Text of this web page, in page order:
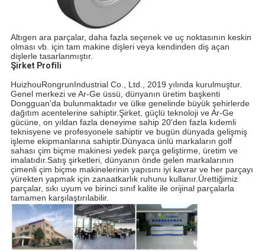
Altıgen ara parçalar, daha fazla seçenek ve uç noktasının keskin
olması vb. için tam makine dişleri veya kendinden diş açan
dişlerle tasarlanmıştır.
Şirket Profili
HuizhouRongrunIndustrial Co., Ltd., 2019 yılında kurulmuştur.
Genel merkezi ve Ar-Ge üssü, dünyanın üretim başkenti
Dongguan'da bulunmaktadır ve ülke genelinde büyük şehirlerde
dağıtım acentelerine sahiptir.Şirket, güçlü teknoloji ve Ar-Ge
gücüne, on yıldan fazla deneyime sahip 20'den fazla kıdemli
teknisyene ve profesyonele sahiptir ve bugün dünyada gelişmiş
işleme ekipmanlarına sahiptir.Dünyaca ünlü markaların golf
sahası çim biçme makinesi yedek parça geliştirme, üretim ve
imalatıdır.Satış şirketleri, dünyanın önde gelen markalarının
çimenli çim biçme makinelerinin yapısını iyi kavrar ve her parçayı
yürekten yapmak için zanaatkarlık ruhunu kullanır.Ürettiğimiz
parçalar, sıkı uyum ve birinci sınıf kalite ile orijinal parçalarla
tamamen karşılaştırılabilir.